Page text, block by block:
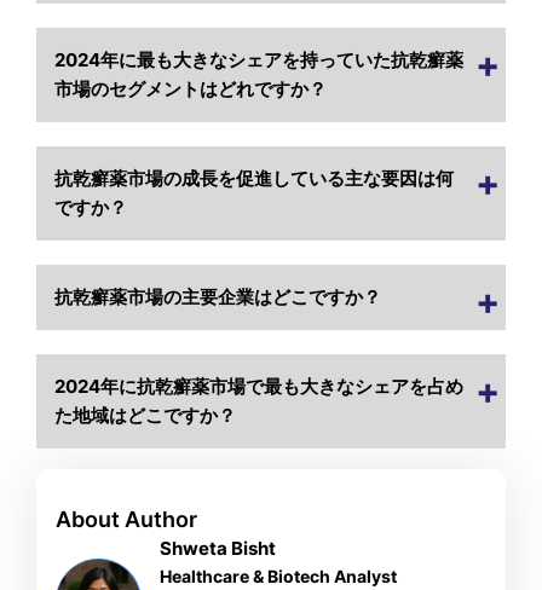
2024年に最も大きなシェアを持っていた抗乾癬薬
市場のセグメントはどれですか？
抗乾癬薬市場の成長を促進している主な要因は何
ですか？
抗乾癬薬市場の主要企業はどこですか？
2024年に抗乾癬薬市場で最も大きなシェアを占め
た地域はどこですか？
About Author
Shweta Bisht
Healthcare & Biotech Analyst